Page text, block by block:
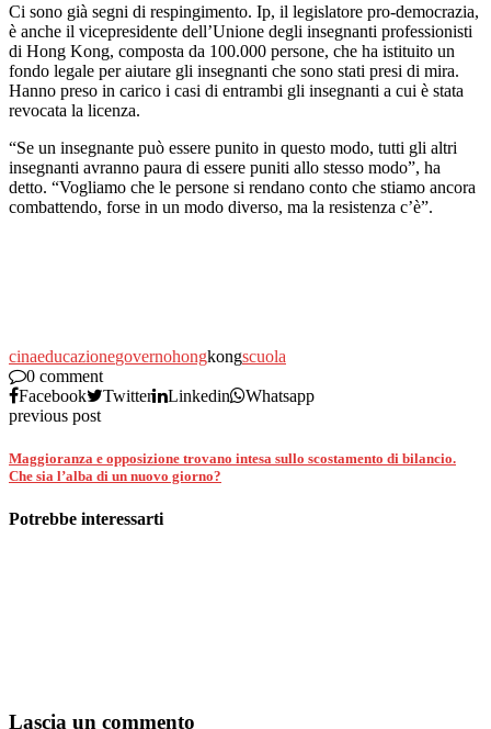
Ci sono già segni di respingimento. Ip, il legislatore pro-democrazia,
è anche il vicepresidente dell’Unione degli insegnanti professionisti
di Hong Kong, composta da 100.000 persone, che ha istituito un
fondo legale per aiutare gli insegnanti che sono stati presi di mira.
Hanno preso in carico i casi di entrambi gli insegnanti a cui è stata
revocata la licenza.
“Se un insegnante può essere punito in questo modo, tutti gli altri
insegnanti avranno paura di essere puniti allo stesso modo”, ha
detto. “Vogliamo che le persone si rendano conto che stiamo ancora
combattendo, forse in un modo diverso, ma la resistenza c’è”.
cinaeducazionegovernohongkongscuola
0 comment
Facebook
Twitter Linkedin
Whatsapp
previous post
Maggioranza e opposizione trovano intesa sullo scostamento di bilancio.
Che sia l’alba di un nuovo giorno?
Potrebbe interessarti
Lascia un commento